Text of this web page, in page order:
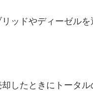
ッドやディーゼルを
したときにトータル